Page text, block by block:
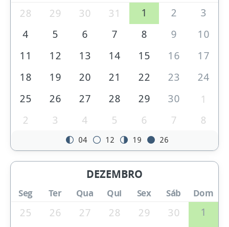
28 29 30 31 1 2
3
4
5 6 7 8 9
10
11
12 13 14 15 16
17
18
19 20 21 22 23
24
25
26 27 28 29 30
1
2
3 4 5 6 7 8
04 12 19 26
DEZEMBRO
Seg Ter Qua Qui Sex Sáb Dom
25 26 27 28 29 30
1